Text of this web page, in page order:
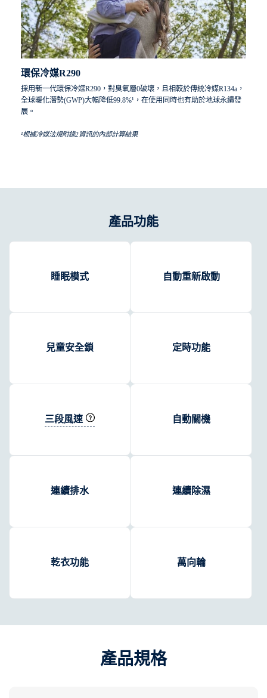
環保冷媒R290
採用新一代環保冷媒R290，對臭氧層0破壞，且相較於傳統冷媒R134a，
全球暖化潛勢(GWP)大幅降低99.8%¹，在使用同時也有助於地球永續發
展。
¹根據冷媒法規附錄2資訊的內部計算結果
產品功能
睡眠模式 自動重新啟動
兒童安全鎖 定時功能
三段風速 自動關機
連續排水 連續除濕
乾衣功能 萬向輪
產品規格